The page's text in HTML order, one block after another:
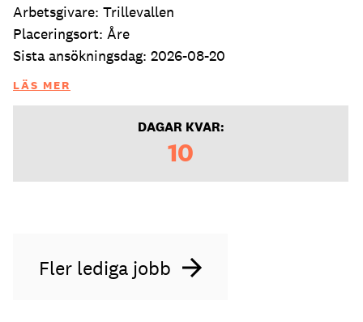
Arbetsgivare: Trillevallen
Placeringsort: Åre
Sista ansökningsdag: 2026-08-20
LÄS MER
DAGAR KVAR:
10
Fler lediga jobb